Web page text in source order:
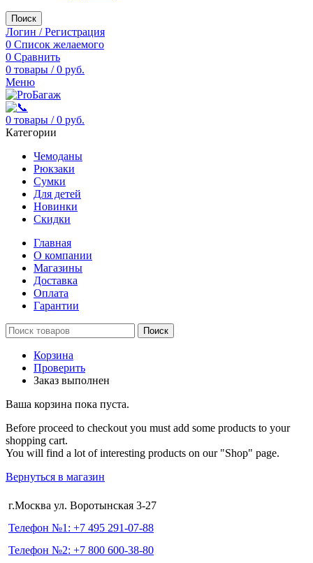
Поиск
Логин / Регистрация
0 Список желаемого
0 Сравнить
0 товары / 0 руб.
Меню
0 товары / 0 руб.
Категории
Чемоданы
Рюкзаки
Сумки
Для детей
Новинки
Скидки
Главная
О компании
Магазины
Доставка
Оплата
Гарантии
Поиск
Корзина
Проверить
Заказ выполнен
Ваша корзина пока пуста.
Before proceed to checkout you must add some products to your
shopping cart.
You will find a lot of interesting products on our "Shop" page.
Вернуться в магазин
г.Москва ул. Воротынская 3-27
Телефон №1: +7 495 291-07-88
Телефон №2: +7 800 600-38-80